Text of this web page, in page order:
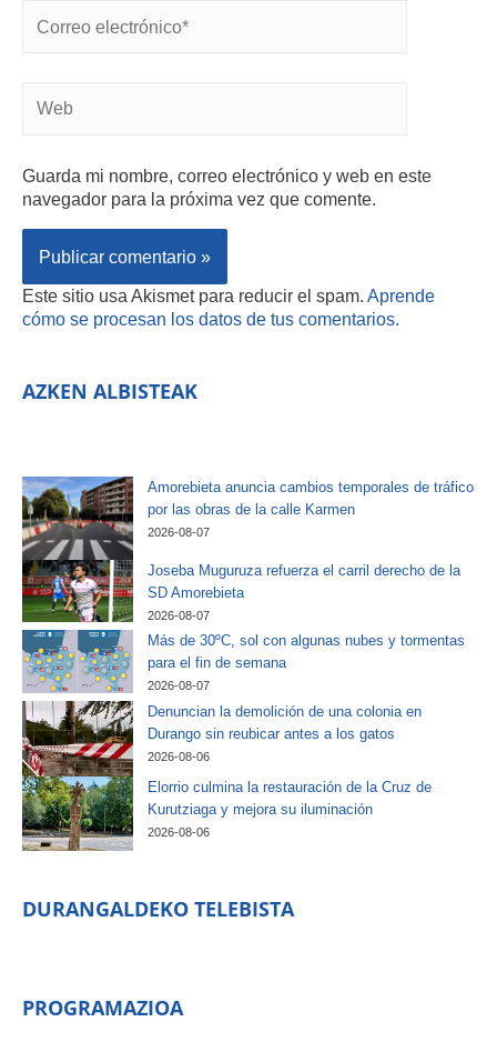
Guarda mi nombre, correo electrónico y web en este
navegador para la próxima vez que comente.
Este sitio usa Akismet para reducir el spam. Aprende
cómo se procesan los datos de tus comentarios.
AZKEN ALBISTEAK
Amorebieta anuncia cambios temporales de tráfico
por las obras de la calle Karmen
2026-08-07
Joseba Muguruza refuerza el carril derecho de la
SD Amorebieta
2026-08-07
Más de 30ºC, sol con algunas nubes y tormentas
para el fin de semana
2026-08-07
Denuncian la demolición de una colonia en
Durango sin reubicar antes a los gatos
2026-08-06
Elorrio culmina la restauración de la Cruz de
Kurutziaga y mejora su iluminación
2026-08-06
DURANGALDEKO TELEBISTA
PROGRAMAZIOA